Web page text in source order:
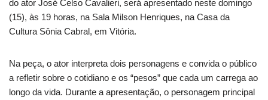
do ator José Celso Cavalieri, será apresentado neste domingo
(15), às 19 horas, na Sala Milson Henriques, na Casa da
Cultura Sônia Cabral, em Vitória.
Na peça, o ator interpreta dois personagens e convida o público
a refletir sobre o cotidiano e os “pesos” que cada um carrega ao
longo da vida. Durante a apresentação, o personagem principal